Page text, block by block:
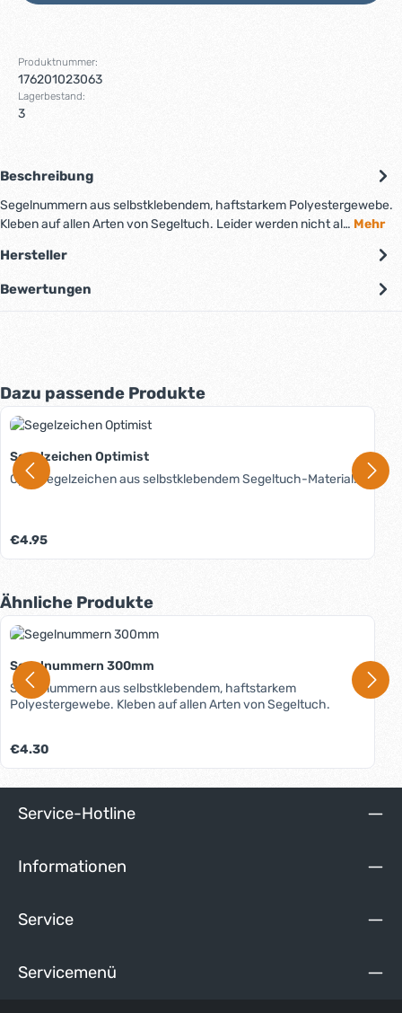
Produktnummer:
176201023063
Lagerbestand:
3
Beschreibung
Segelnummern aus selbstklebendem, haftstarkem Polyestergewebe.
Kleben auf allen Arten von Segeltuch. Leider werden nicht al… Mehr
Hersteller
Bewertungen
Produktgalerie überspringen
Dazu passende Produkte
Segelzeichen Optimist
Opti-Segelzeichen aus selbstklebendem Segeltuch-Material.
Regulärer Preis:
€4.95
Produktgalerie überspringen
Ähnliche Produkte
Segelnummern 300mm
Segelnummern aus selbstklebendem, haftstarkem
Polyestergewebe. Kleben auf allen Arten von Segeltuch.
Regulärer Preis:
€4.30
Service-Hotline
Informationen
Service
Servicemenü